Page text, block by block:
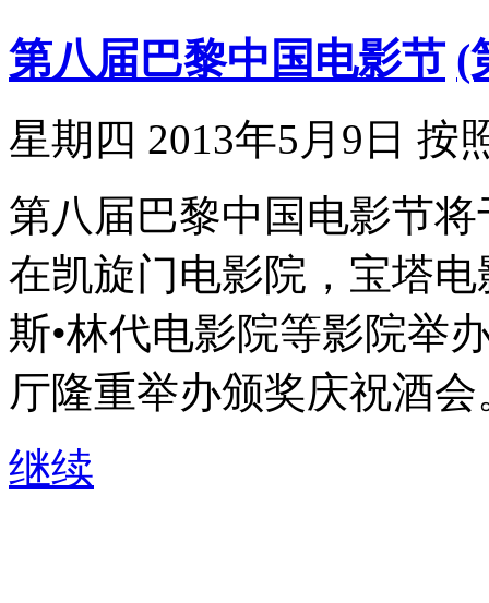
第八届巴黎中国电影节 (
星期四 2013年5月9日 按
第八届巴黎中国电影节将
在凯旋门电影院，宝塔
斯•林代电影院等影院举
厅隆重举办颁奖庆祝酒会
继续